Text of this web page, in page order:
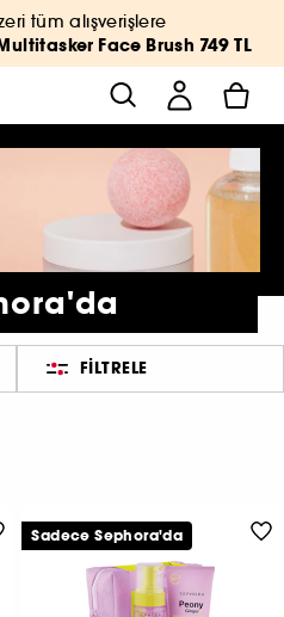
tüm alışverişlere
Face Brush 749 TL
FILTRELE
Sadece Sephora'da